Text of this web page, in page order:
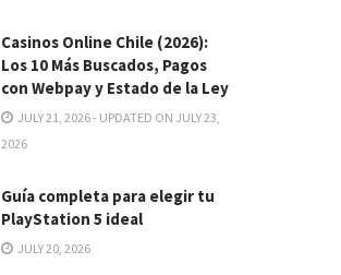
Casinos Online Chile (2026):
Los 10 Más Buscados, Pagos
con Webpay y Estado de la Ley
JULY 21, 2026 - UPDATED ON JULY 23,
2026
Guía completa para elegir tu
PlayStation 5 ideal
JULY 20, 2026